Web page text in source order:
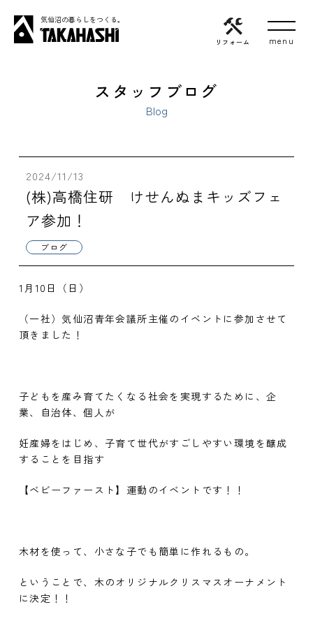
気仙沼の暮らしをつくる。
リフォーム
スタッフブログ
Blog
2024/11/13
(株)高橋住研 けせんぬまキッズフェ
ア参加！
ブログ
1月10日（日）
（一社）気仙沼青年会議所主催のイベントに参加させて
頂きました！
子どもを産み育てたくなる社会を実現するために、企
業、自治体、個人が
妊産婦をはじめ、子育て世代がすごしやすい環境を醸成
することを目指す
【ベビーファースト】運動のイベントです！！
木材を使って、小さな子でも簡単に作れるもの。
ということで、木のオリジナルクリスマスオーナメント
に決定！！